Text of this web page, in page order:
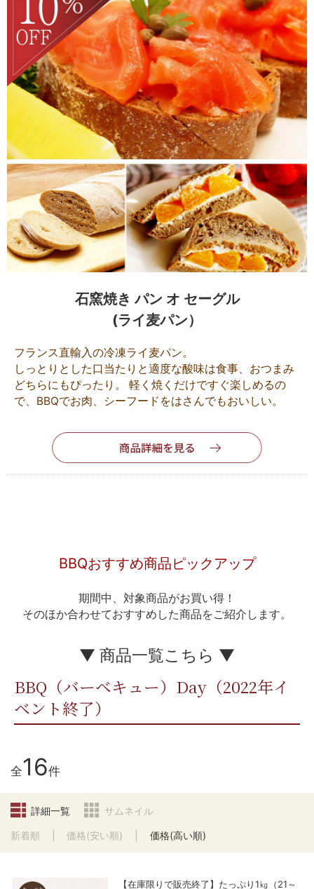
石窯焼き パン オ セーグル
(ライ麦パン）
フランス直輸入の冷凍ライ麦パン。
しっとりとした口当たりと適度な酸味は食事、おつまみ
どちらにもぴったり。 軽く焼くだけですぐ楽しめるの
で、BBQでお肉、シーフードをはさんでもおいしい。
BBQおすすめ商品ピックアップ
期間中、対象商品がお買い得！
そのほか合わせておすすめした商品をご紹介します。
▼ 商品一覧こちら ▼
BBQ（バーベキュー）Day（2022年イ
ベント終了）
全16件
詳細一覧 サムネイル
新着順 価格(安い順) 価格(高い順)
【在庫限りで販売終了】たっぷり1㎏（21～